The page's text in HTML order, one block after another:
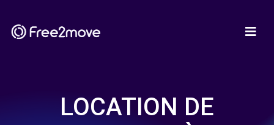
LOCATION DE